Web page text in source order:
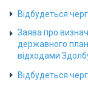
Відбудеться
Заява про
державного
відходами
Відбудеться